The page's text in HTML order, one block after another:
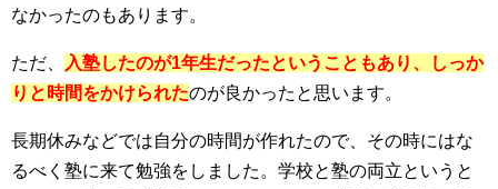
なかったのもあります。
ただ、
入塾したのが1年生だったということもあり、しっか
りと時間をかけられたのが良かったと思います。
長期休みなどでは自分の時間が作れたので、その時にはな
るべく塾に来て勉強をしました。学校と塾の両立というと